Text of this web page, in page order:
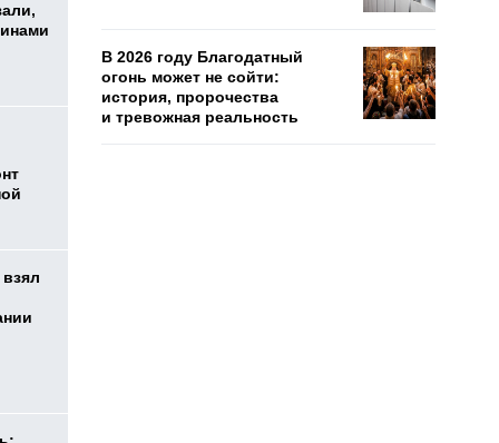
В 2026 году Благодатный
огонь может не сойти:
история, пророчества
и тревожная реальность